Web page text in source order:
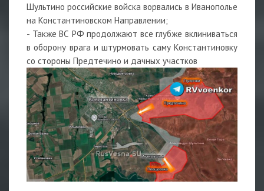
Шультино российские войска ворвались в Иванополье
на Константиновском Направлении;
- Также ВС РФ продолжают все глубже вклиниваться
в оборону врага и штурмовать саму Константиновку
со стороны Предтечино и дачных участков